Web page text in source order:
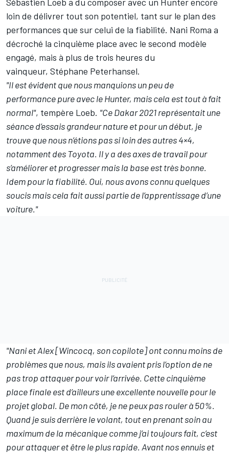
loin de délivrer tout son potentiel, tant sur le plan des
performances que sur celui de la fiabilité. Nani Roma a
décroché la cinquième place avec le second modèle
engagé, mais à plus de trois heures du
vainqueur, Stéphane Peterhansel.
"Il est évident que nous manquions un peu de
performance pure avec le Hunter, mais cela est tout à fait
normal", tempère Loeb. "Ce Dakar 2021 représentait une
séance d’essais grandeur nature et pour un début, je
trouve que nous n’étions pas si loin des autres 4×4,
notamment des Toyota. Il y a des axes de travail pour
s’améliorer et progresser mais la base est très bonne.
Idem pour la fiabilité. Oui, nous avons connu quelques
soucis mais cela fait aussi partie de l’apprentissage d’une
voiture."
"Nani et Alex [Wincocq, son copilote] ont connu moins de
problèmes que nous, mais ils avaient pris l’option de ne
pas trop attaquer pour voir l’arrivée. Cette cinquième
place finale est d’ailleurs une excellente nouvelle pour le
projet global. De mon côté, je ne peux pas rouler à 50%.
Quand je suis derrière le volant, tout en prenant soin au
maximum de la mécanique comme j’ai toujours fait, c’est
pour attaquer et être le plus rapide. Avant nos ennuis et